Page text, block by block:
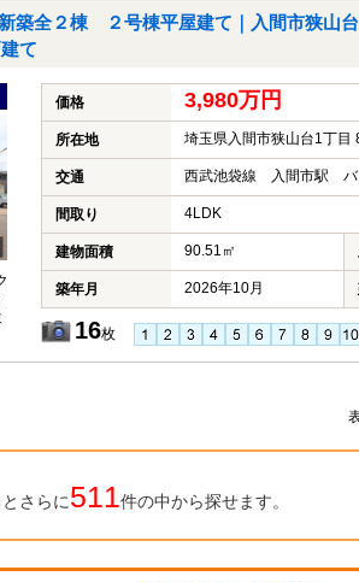
築全２棟 ２号棟平屋建て｜入間市狭山台
て
価格 3,980万円
所在地 埼玉県入間市狭山台1丁目
交通 西武池袋線 入間市駅 バ
間取り 4LDK
建物面積 90.51㎡
築年月 2026年10月
16枚
さらに511件の中から探せます。